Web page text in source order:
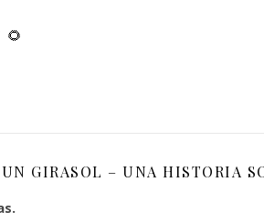
🌻
GIRASOL – UNA HISTORIA